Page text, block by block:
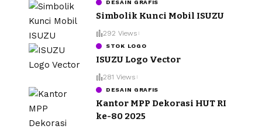
DESAIN GRAFIS
Simbolik Kunci Mobil ISUZU
292 Views
STOK LOGO
ISUZU Logo Vector
281 Views
DESAIN GRAFIS
Kantor MPP Dekorasi HUT RI
ke-80 2025